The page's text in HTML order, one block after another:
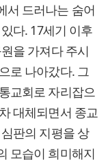
서 드러나는 숨어
다. 17세기 이후
을 가져다 주시
로 나아갔다. 그
교회로 자리잡으
대체되면서 종교
판의 지평을 상
모습이 희미해지